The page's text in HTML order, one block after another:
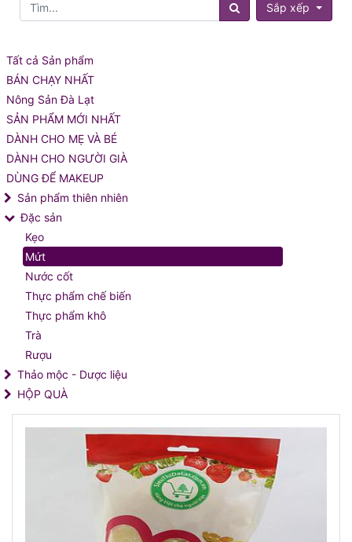
Sắp xếp
Tất cả Sản phẩm
BÁN CHẠY NHẤT
Nông Sản Đà Lạt
SẢN PHẨM MỚI NHẤT
DÀNH CHO MẸ VÀ BÉ
DÀNH CHO NGƯỜI GIÀ
DÙNG ĐỂ MAKEUP
Sản phẩm thiên nhiên
Đặc sản
Kẹo
Mứt
Nước cốt
Thực phẩm chế biến
Thực phẩm khô
Trà
Rượu
Thảo mộc - Dược liệu
HỘP QUÀ